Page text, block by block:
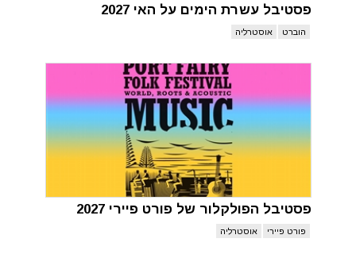
פסטיבל עשרת הימים על האי 2027
הוברט אוסטרליה
פסטיבל הפולקלור של פורט פיירי 2027
פורט פיירי אוסטרליה